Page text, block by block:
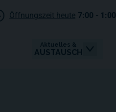
Aktuelles &
AUSTAUSCH
Öffnungszeit heute 7:00 - 1:00